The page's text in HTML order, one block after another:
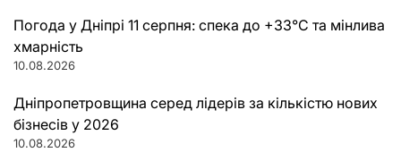
Погода у Дніпрі 11 серпня: спека до +33°C та мінлива
хмарність
10.08.2026
Дніпропетровщина серед лідерів за кількістю нових
бізнесів у 2026
10.08.2026